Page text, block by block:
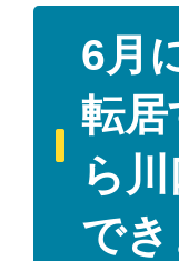
6月
転
ら
でき